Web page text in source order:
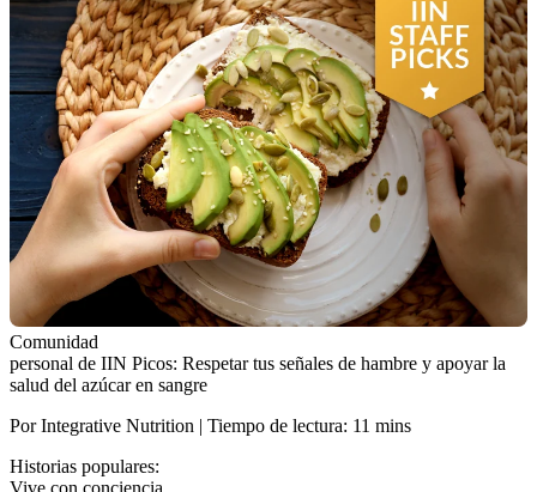
Comunidad
personal de IIN Picos: Respetar tus señales de hambre y apoyar la
salud del azúcar en sangre
Por Integrative Nutrition | Tiempo de lectura: 11 mins
Historias populares:
Vive con conciencia